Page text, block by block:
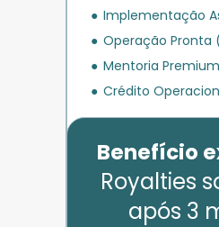
Implementação
Operação Pronta
Mentoria Premium
Crédito
Royalties
após 3
Benefício